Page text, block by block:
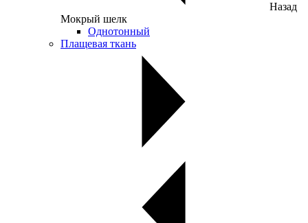
Назад
Мокрый шелк
Однотонный
Плащевая ткань